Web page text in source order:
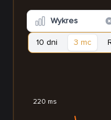
Wykres
10 dni 3 mc
220 ms